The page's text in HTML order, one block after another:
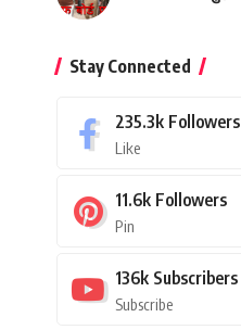
Stay Connected
235.3k Followers
Like
11.6k Followers
Pin
136k Subscribers
Subscribe